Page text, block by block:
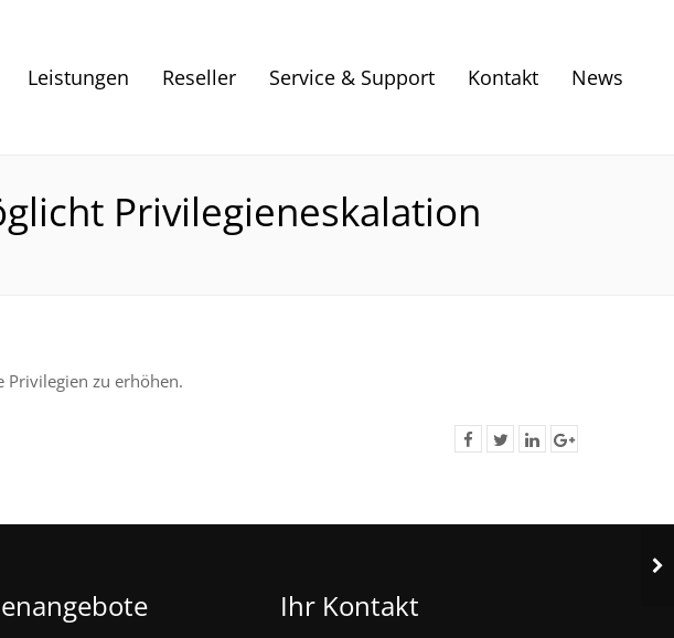
Leistungen Reseller Service & Support Kontakt News
Privilegieneskalation
Privilegien zu erhöhen.
Ihr Kontakt